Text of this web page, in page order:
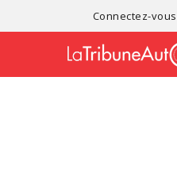
Connectez-vous